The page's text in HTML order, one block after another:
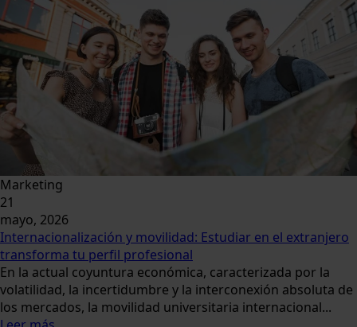
Marketing
21
mayo, 2026
Internacionalización y movilidad: Estudiar en el extranjero
transforma tu perfil profesional
En la actual coyuntura económica, caracterizada por la
volatilidad, la incertidumbre y la interconexión absoluta de
los mercados, la movilidad universitaria internacional...